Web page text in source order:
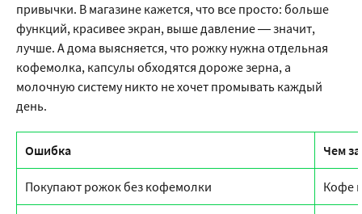
привычки. В магазине кажется, что все просто: больше
функций, красивее экран, выше давление — значит,
лучше. А дома выясняется, что рожку нужна отдельная
кофемолка, капсулы обходятся дороже зерна, а
молочную систему никто не хочет промывать каждый
день.
Ошибка Чем
Покупают рожок без кофемолки Кофе